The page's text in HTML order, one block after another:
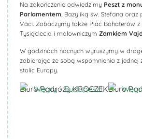
Na zakończenie odwiedzimy Peszt z
Parlamentem , Bazyliką św. Stefana oraz
Váci. Zobaczymy także Plac Bohaterów z
Tysiąclecia i malowniczym Zamkiem
W godzinach nocnych wyruszymy w
zabierając ze sobą wspomnienia z jednej
stolic Europy.
Biuro Podróży KROCZEKBiuro